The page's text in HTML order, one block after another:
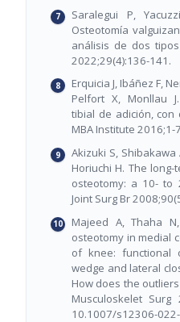
Saralegui P,
Osteotomía
análisis de dos
2022;29(4):136-141.
Erquicia J, Ibáñez F,
Pelfort X, Monllau
tibial de adición, con
MBA Institute 2016;1-
Akizuki S, Shibakawa
Horiuchi H. The
osteotomy: a 10- to
Joint Surg Br
Majeed A, Thaha
osteotomy in medial
of knee: functional
wedge and lateral
How does the
Musculoskelet Surg
10.1007/s12306-